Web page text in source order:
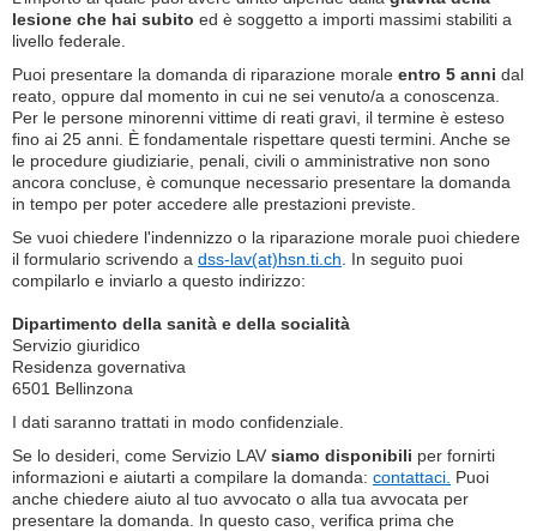
lesione che hai subito ed è soggetto a importi massimi stabiliti a
livello federale.
Puoi presentare la domanda di riparazione morale entro 5 anni dal
reato, oppure dal momento in cui ne sei venuto/a a conoscenza.
Per le persone minorenni vittime di reati gravi, il termine è esteso
fino ai 25 anni. È fondamentale rispettare questi termini. Anche se
le procedure giudiziarie, penali, civili o amministrative non sono
ancora concluse, è comunque necessario presentare la domanda
in tempo per poter accedere alle prestazioni previste.
Se vuoi chiedere l'indennizzo o la riparazione morale puoi chiedere
il formulario scrivendo a dss-lav(at)hsn.ti.ch . In seguito puoi
compilarlo e inviarlo a questo indirizzo:
Dipartimento della sanità e della socialità
Servizio giuridico
Residenza governativa
6501 Bellinzona
I dati saranno trattati in modo confidenziale.
Se lo desideri, come Servizio LAV siamo disponibili per fornirti
informazioni e aiutarti a compilare la domanda: contattaci. Puoi
anche chiedere aiuto al tuo avvocato o alla tua avvocata per
presentare la domanda. In questo caso, verifica prima che